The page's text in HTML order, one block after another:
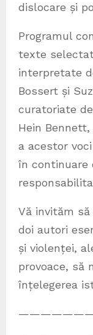
dislocare și
Programul
texte
interpretate
Bossert și
curatoriate
Hein
a acestor
în continuare
Vă invităm
doi autori
și violenței,
provoace, să
înțelegerea